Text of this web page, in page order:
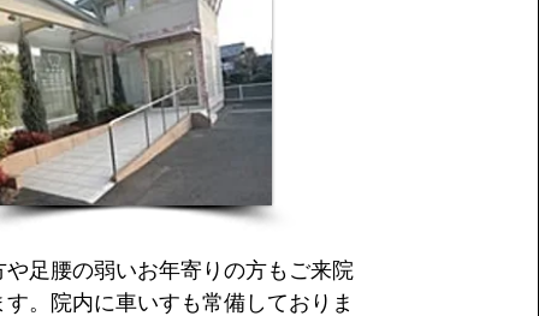
や足腰の弱いお年寄りの方もご来院
す。院内に車いすも常備しておりま